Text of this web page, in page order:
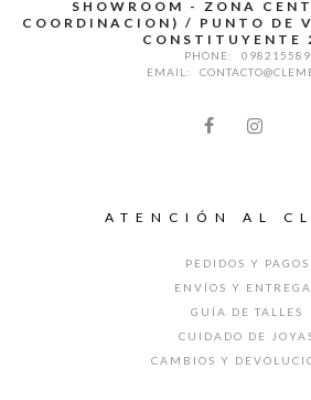
SHOWROOM - ZONA
COORDINACION) / PUNTO DE
CONSTITUYENTE
PHONE:
098215589
EMAIL:
ATENCIÓN AL
PEDIDOS Y PAGOS
ENVÍOS Y
GUÍA DE TALLES
CUIDADO DE
CAMBIOS Y